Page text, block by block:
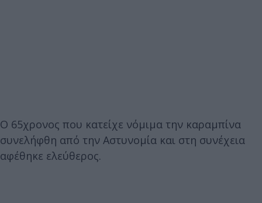
Ο 65χρονος που κατείχε νόμιμα την καραμπίνα
συνελήφθη από την Αστυνομία και στη συνέχεια
αφέθηκε ελεύθερος.